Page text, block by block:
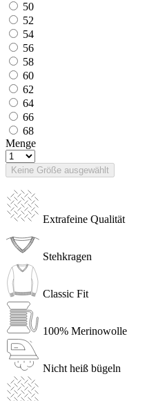
50
52
54
56
58
60
62
64
66
68
Menge
Keine Größe ausgewählt
Extrafeine Qualität
Stehkragen
Classic Fit
100% Merinowolle
Nicht heiß bügeln